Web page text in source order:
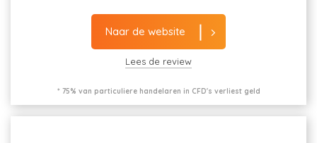
Naar de website
Lees de review
* 75% van particuliere handelaren in CFD's verliest geld